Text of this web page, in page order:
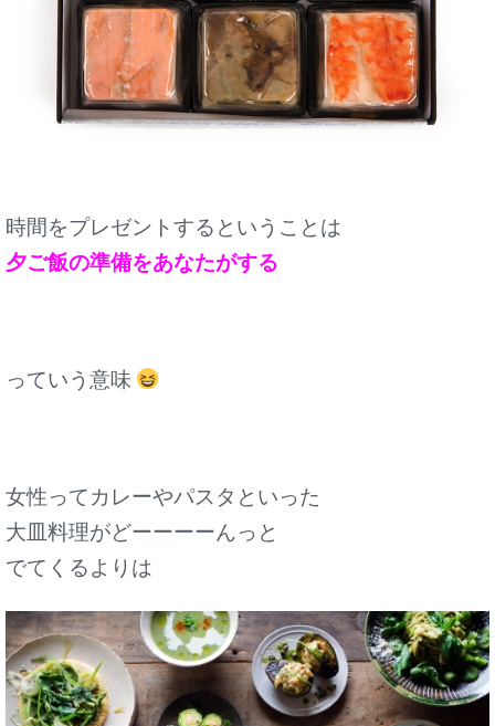
時間をプレゼントするということは
夕ご飯の準備をあなたがする
っていう意味
女性ってカレーやパスタといった
大皿料理がどーーーーんっと
でてくるよりは